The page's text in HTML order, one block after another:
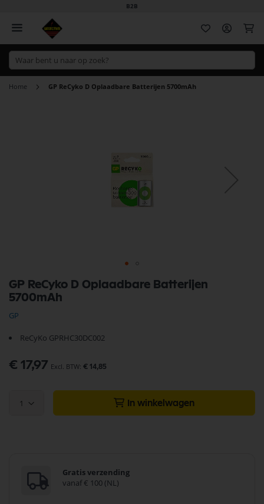
B2B
Home GP ReCyko D Oplaadbare Batterijen 5700mAh
GP ReCyko D Oplaadbare Batterijen
5700mAh
GP
ReCyKo GPRHC30DC002
€ 17,97 € 14,85
1 In winkelwagen
Gratis verzending
vanaf € 100 (NL)
naar
het
van
afbeeldingen-